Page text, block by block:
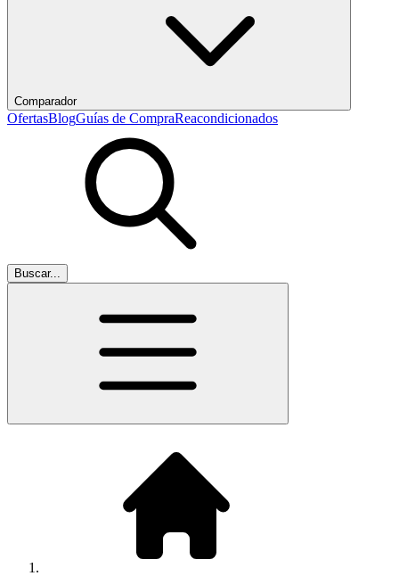
Comparador
OfertasBlogGuías de CompraReacondicionados
Buscar...